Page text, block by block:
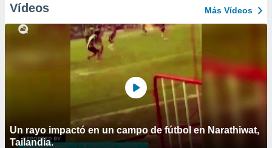
Vídeos Más Vídeos
Un rayo impactó en un campo de fútbol en Narathiwat,
Tailandia.